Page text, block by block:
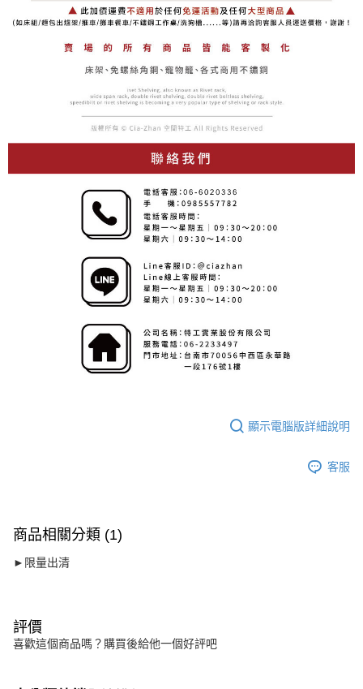
顯示電腦版詳細說明
客服
商品相關分類 (1)
►限量出清
評價
喜歡這個商品嗎？購買後給他一個好評吧